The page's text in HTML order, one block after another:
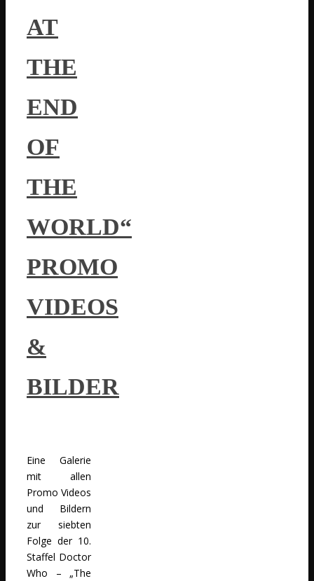
AT
THE
END
OF
THE
WORLD“
PROMO
VIDEOS
&
BILDER
Eine Galerie
mit allen
Promo Videos
und Bildern
zur siebten
Folge der 10.
Staffel Doctor
Who – „The